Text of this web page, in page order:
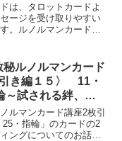
は、タロットカードよ
ージを受け取りやすい
。ルノルマンカードを
秘ルノルマンカード
き編１５〉 11・
～試される絆、磨
ルマンカード講座2枚引
・指輪」のカードの2
ングについてのお話を